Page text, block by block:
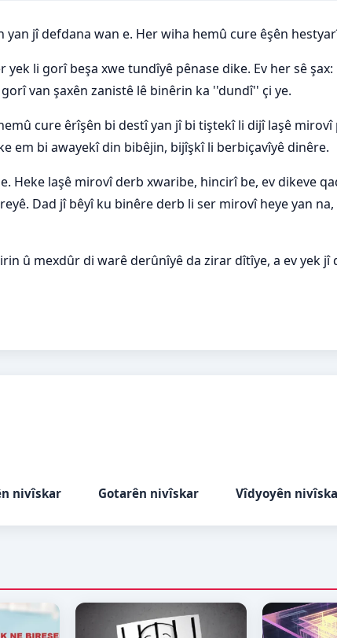
yan jî defdana wan e. Her wiha hemû cure êşên
li gorî beşa xwe tundîyê pênase dike. Ev her sê
van şaxên zanistê lê binêrin ka ''dundî'' çi ye.
cure êrîşên bi destî yan jî bi tiştekî li dijî laşê
em bi awayekî din bibêjin, bijîşkî li berbiçavîyê dinêre.
Heke laşê mirovî derb xwaribe, hincirî be, ev dikeve
Dad jî bêyî ku binêre derb li ser mirovî heye yan
û mexdûr di warê derûnîyê da zirar dîtîye, a ev yek
nivîskar Gotarên nivîskar Vîdyoyên